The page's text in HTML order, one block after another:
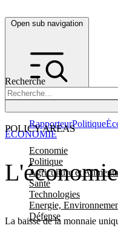
Open sub navigation
Recherche
POLICY AREAS
Economie
Politique
Agriculture et
Santé
Technologies
Energie,
Défense
RapporteurPolitique
La baisse de la monnaie
ÉCONOMIE